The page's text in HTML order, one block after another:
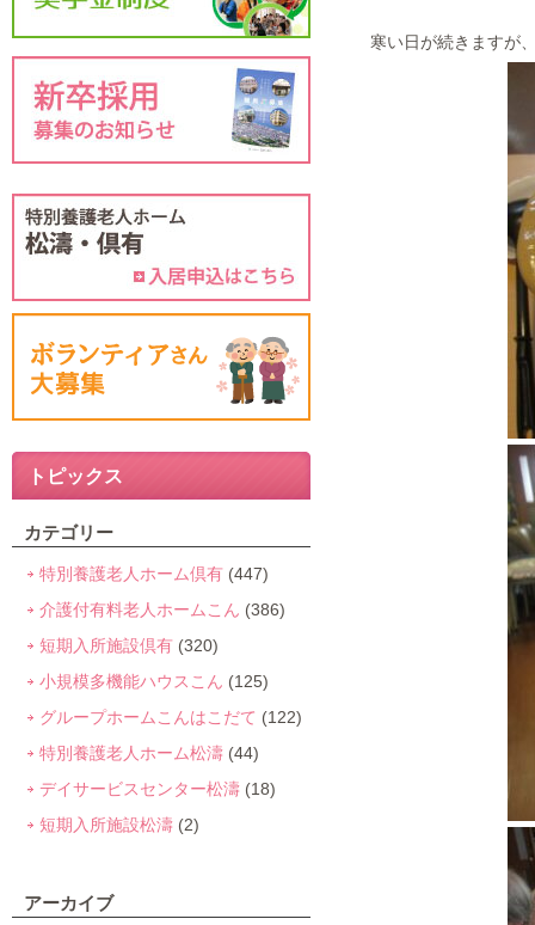
寒い日が続きますが
トピックス
カテゴリー
特別養護老人ホーム倶有 (447)
介護付有料老人ホームこん (386)
短期入所施設倶有 (320)
小規模多機能ハウスこん (125)
グループホームこんはこだて (122)
特別養護老人ホーム松濤 (44)
デイサービスセンター松濤 (18)
短期入所施設松濤 (2)
アーカイブ